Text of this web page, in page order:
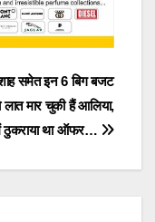
समेत इन 6 बिग बजट
लात मार चुकी हैं आलिया,
ठुकराया था ऑफर…